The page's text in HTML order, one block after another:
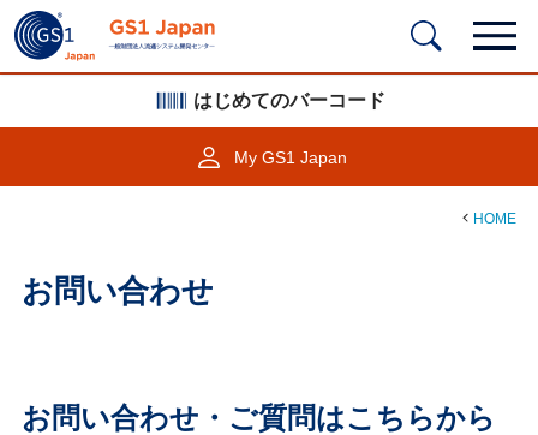
はじめてのバーコード
My GS1 Japan
HOME
お問い合わせ
お問い合わせ・ご質問はこちらから